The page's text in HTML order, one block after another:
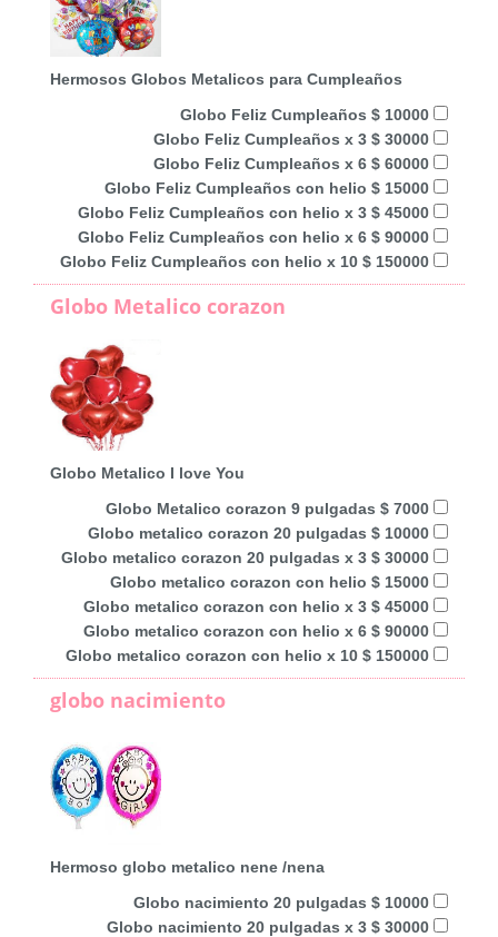
Hermosos Globos Metalicos para Cumpleaños
Globo Feliz Cumpleaños $ 10000
Globo Feliz Cumpleaños x 3 $ 30000
Globo Feliz Cumpleaños x 6 $ 60000
Globo Feliz Cumpleaños con helio $ 15000
Globo Feliz Cumpleaños con helio x 3 $ 45000
Globo Feliz Cumpleaños con helio x 6 $ 90000
Globo Feliz Cumpleaños con helio x 10 $ 150000
Globo Metalico corazon
Globo Metalico I love You
Globo Metalico corazon 9 pulgadas $ 7000
Globo metalico corazon 20 pulgadas $ 10000
Globo metalico corazon 20 pulgadas x 3 $ 30000
Globo metalico corazon con helio $ 15000
Globo metalico corazon con helio x 3 $ 45000
Globo metalico corazon con helio x 6 $ 90000
Globo metalico corazon con helio x 10 $ 150000
globo nacimiento
Hermoso globo metalico nene /nena
Globo nacimiento 20 pulgadas $ 10000
Globo nacimiento 20 pulgadas x 3 $ 30000